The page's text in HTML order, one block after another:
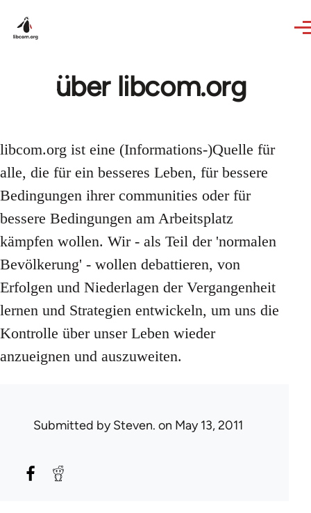
über libcom.org
libcom.org ist eine (Informations-)Quelle für
alle, die für ein besseres Leben, für bessere
Bedingungen ihrer communities oder für
bessere Bedingungen am Arbeitsplatz
kämpfen wollen. Wir - als Teil der 'normalen
Bevölkerung' - wollen debattieren, von
Erfolgen und Niederlagen der Vergangenheit
lernen und Strategien entwickeln, um uns die
Kontrolle über unser Leben wieder
anzueignen und auszuweiten.
Submitted bySteven. on May 13, 2011